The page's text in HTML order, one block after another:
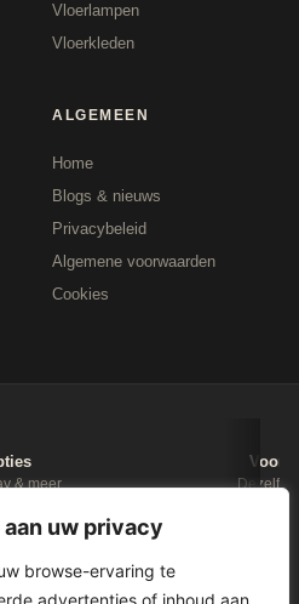
uw privacy
browse-ervaring te
advertenties of inhoud aan
Vloerlampen
Vloerkleden
ALGEMEEN
Home
Blogs & nieuws
Privacybeleid
Algemene voorwaarden
Cookies
& meer
Voor